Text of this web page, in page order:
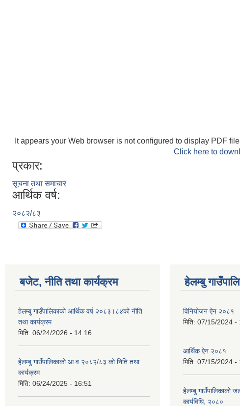
It appears your Web browser is not configured to display PDF
Click here to
प्रकार:
सूचना तथा समाचार
आर्थिक वर्ष:
२०८२/८३
बजेट, नीति तथा कार्यक्रम
हेलम्बु गाउँपालिकाको आर्थिक वर्ष २०८३।८४को नीति
तथा कार्यक्रम
मिति: 06/24/2026 - 14:16
हेलम्बु गाउँपालिकाको आ.व २०८२/८३ को निति तथा
कार्यक्रम
मिति: 06/24/2025 - 16:51
हेलम्बु
विनियोजन ऐन २०८१
मिति: 07/15/2024 -
आर्थिक ऐन २०८१
मिति: 07/15/2024 -
हेलम्बु गाउँपालिकाको
कार्यविधि, २०८०